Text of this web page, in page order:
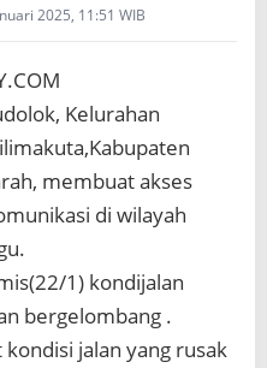
2025, 11:51 WIB
Kelurahan
membuat akses
di wilayah
1) kondijalan
bergelombang .
jalan yang rusak